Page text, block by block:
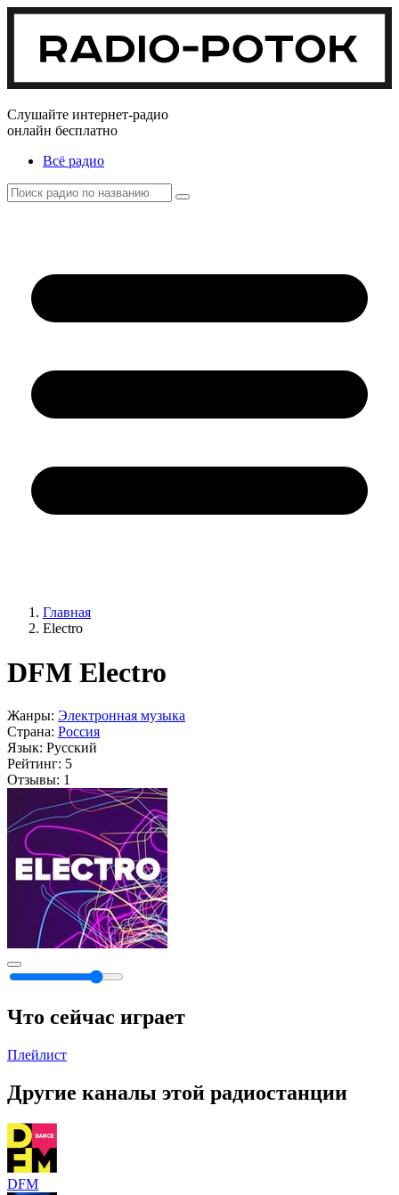
Слушайте интернет-радио
онлайн бесплатно
Всё радио
Главная
Electro
DFM Electro
Жанры: Электронная музыка
Страна: Россия
Язык: Русский
Рейтинг: 5
Отзывы: 1
Что сейчас играет
Плейлист
Другие каналы этой радиостанции
DFM